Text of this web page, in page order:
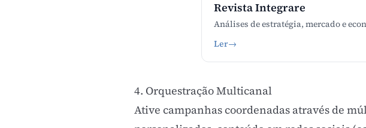
Revista Integrare
Análises de estratégia, mercado e
Ler→
4. Orquestração Multicanal
Ative campanhas coordenadas através de